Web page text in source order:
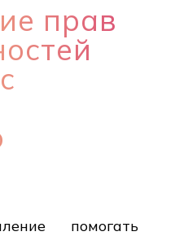
прав
помогать